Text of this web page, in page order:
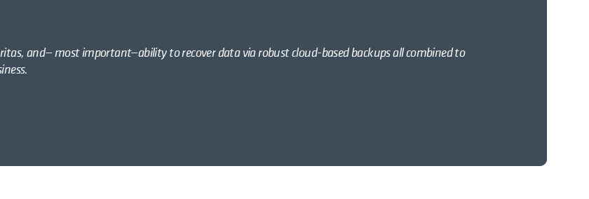
and— most important—ability to recover data via robust cloud-based backups all combined to